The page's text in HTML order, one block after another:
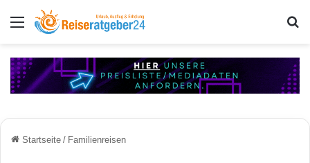
Menü
Startseite / Familienreisen